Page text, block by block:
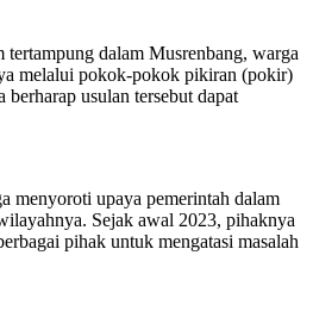
tertampung dalam Musrenbang, warga
melalui pokok-pokok pikiran (pokir)
usulan tersebut dapat
menyoroti upaya pemerintah dalam
Sejak awal 2023, pihaknya
pihak untuk mengatasi masalah